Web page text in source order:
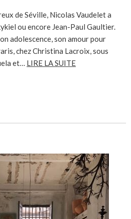
de Séville, Nicolas Vaudelet a
ou encore Jean-Paul Gaultier.
adolescence, son amour pour
chez Christina Lacroix, sous
et… LIRE LA SUITE